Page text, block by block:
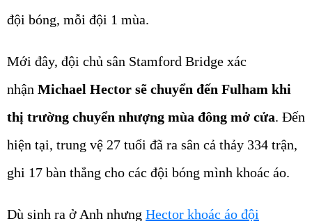
đội bóng, mỗi đội 1 mùa.
Mới đây, đội chủ sân Stamford Bridge xác
nhận Michael Hector sẽ chuyển đến Fulham khi
thị trường chuyển nhượng mùa đông mở cửa. Đến
hiện tại, trung vệ 27 tuổi đã ra sân cả thảy 334 trận,
ghi 17 bàn thắng cho các đội bóng mình khoác áo.
Dù sinh ra ở Anh nhưng Hector khoác áo đội